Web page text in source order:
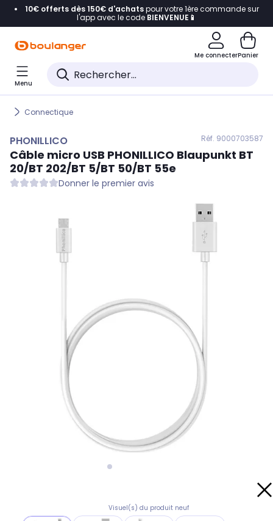
Accéder directement à la navigation
Accéder directement au pied de page
Accéder directement au chatbot
10€ offerts dès 150€ d'achatspour votre 1ère commande sur
l'app avec le code BIENVENUE📱
Me connecterPanier
Menu
Connectique
PHONILLICO Réf. 9000703587
Câble micro USB PHONILLICO Blaupunkt BT
20/BT 202/BT 5/BT 50/BT 55e
Donner le premier avis
Visuel(s) du produit neuf